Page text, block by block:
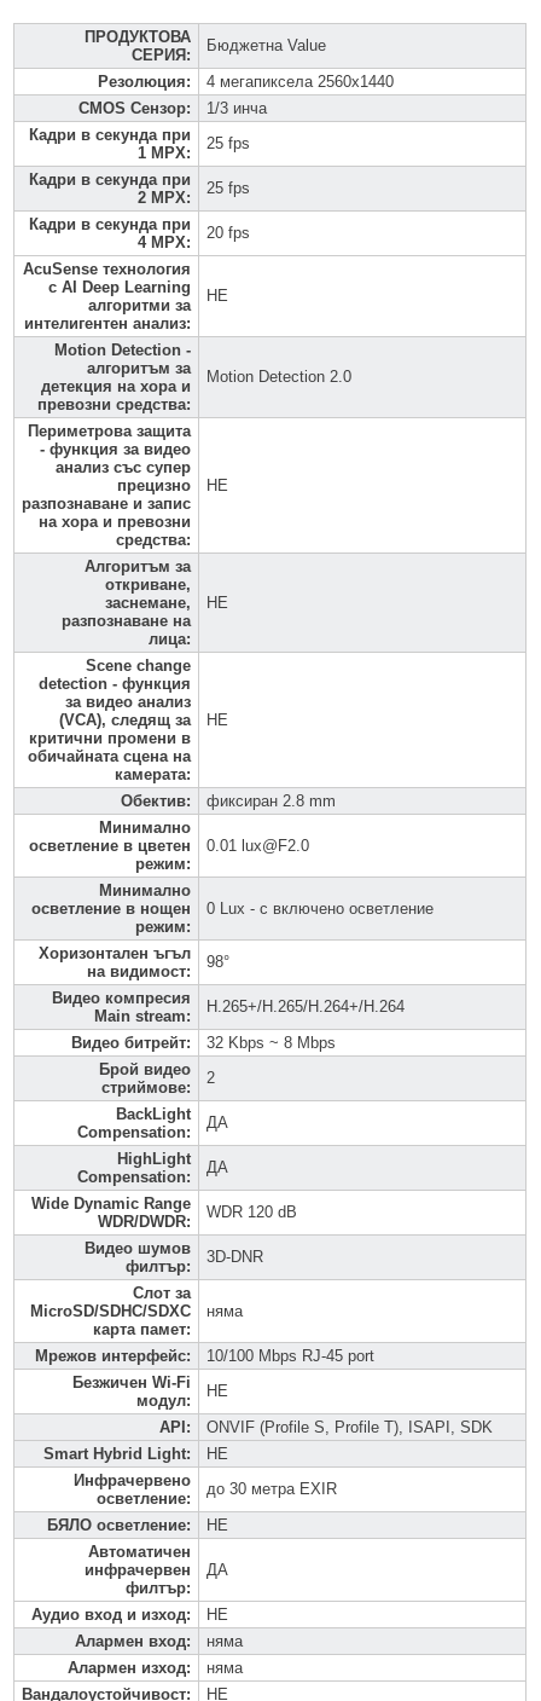
ПРОДУКТОВА
СЕРИЯ:
Бюджетна Value
Резолюция:
4 мегапиксела 2560x1440
CMOS Сензор:
1/3 инча
Кадри в секунда при
1 MPX:
25 fps
Кадри в секунда при
2 MPX:
25 fps
Кадри в секунда при
4 MPX:
20 fps
AcuSense технология
с AI Deep Learning
алгоритми за
интелигентен анализ:
НЕ
Motion Detection -
алгоритъм за
детекция на хора и
превозни средства:
Motion Detection 2.0
Периметрова защита
- функция за видео
анализ със супер
прецизно
разпознаване и запис
на хора и превозни
средства:
НЕ
Алгоритъм за
откриване,
заснемане,
разпознаване на
лица:
НЕ
Scene change
detection - функция
за видео анализ
(VCA), следящ за
критични промени в
обичайната сцена на
камерата:
НЕ
Обектив:
фиксиран 2.8 mm
Минимално
осветление в цветен
режим:
0.01 lux@F2.0
Минимално
осветление в нощен
режим:
0 Lux - с включено осветление
Хоризонтален ъгъл
на видимост:
98°
Видео компресия
Main stream:
H.265+/H.265/H.264+/H.264
Видео битрейт:
32 Kbps ~ 8 Mbps
Брой видео
стриймове:
2
BackLight
Compensation:
ДА
HighLight
Compensation:
ДА
Wide Dynamic Range
WDR/DWDR:
WDR 120 dB
Видео шумов
филтър:
3D-DNR
Слот за
MicroSD/SDHC/SDXC
карта памет:
няма
Мрежов интерфейс:
10/100 Mbps RJ-45 port
Безжичен Wi-Fi
модул:
НЕ
API:
ONVIF (Profile S, Profile T), ISAPI, SDK
Smart Hybrid Light:
НЕ
Инфрачервено
осветление:
до 30 метра EXIR
БЯЛО осветление:
НЕ
Автоматичен
инфрачервен
филтър:
ДА
Аудио вход и изход:
НЕ
Алармен вход:
няма
Алармен изход:
няма
Вандалоустойчивост: НЕ